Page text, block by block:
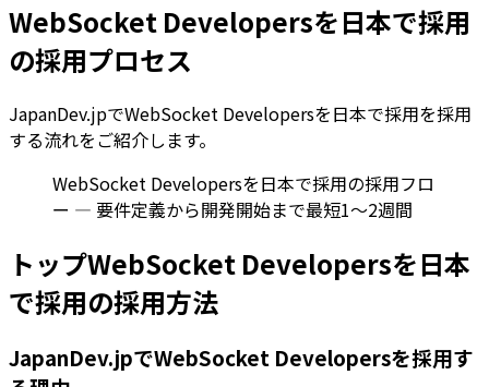
WebSocket Developersを日本で採用
の採用プロセス
JapanDev.jpでWebSocket Developersを日本で採用を採用
する流れをご紹介します。
WebSocket Developersを日本で採用の採用フロ
ー — 要件定義から開発開始まで最短1〜2週間
トップWebSocket Developersを日本
で採用の採用方法
JapanDev.jpでWebSocket Developersを採用す